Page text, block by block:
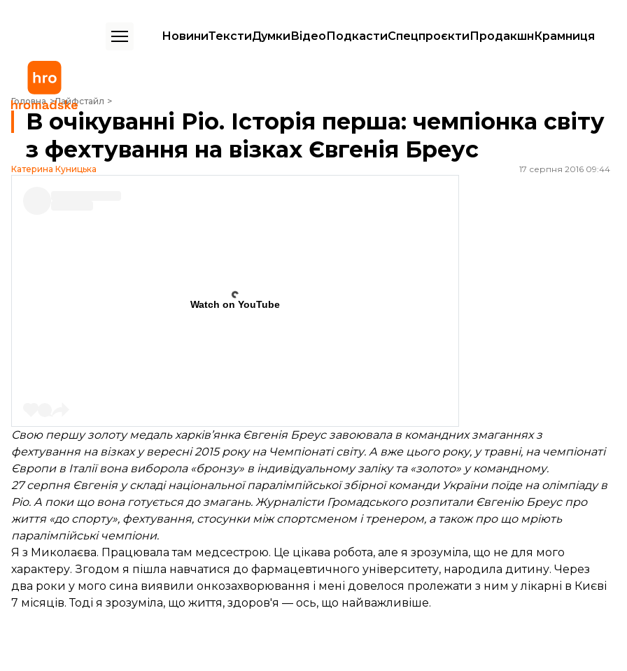
НовиниТекстиДумкиВідеоПодкастиСпецпроєктиПродакшнКрамниця
Головна Лайфстайл
В очікуванні Ріо. Історія перша: чемпіонка світу з фехтування на візках Євгенія Бреус
В очікуванні Ріо. Історія перша: чемпіонка світу
з фехтування на візках Євгенія Бреус
Катерина Куницька 17 серпня 2016 09:44
Watch on YouTube
Свою першу золоту медаль харків’янка Євгенія Бреус завоювала в командних змаганнях з
фехтування на візках у вересні 2015 року на Чемпіонаті світу. А вже цього року, у травні, на чемпіонаті
Європи в Італії вона виборола «бронзу» в індивідуальному заліку та «золото» у командному.
27 серпня Євгенія у складі національної паралімпійської збірної команди України поїде на олімпіаду в
Ріо. А поки що вона готується до змагань. Журналісти Громадського розпитали Євгенію Бреус про
життя «до спорту», фехтування, стосунки між спортсменом і тренером, а також про що мріють
паралімпійські чемпіони.
Я з Миколаєва. Працювала там медсестрою. Це цікава робота, але я зрозуміла, що не для мого
характеру. Згодом я пішла навчатися до фармацевтичного університету, народила дитину. Через
два роки у мого сина виявили онкозахворювання і мені довелося пролежати з ним у лікарні в Києві
7 місяців. Тоді я зрозуміла, що життя, здоров'я — ось, що найважливіше.